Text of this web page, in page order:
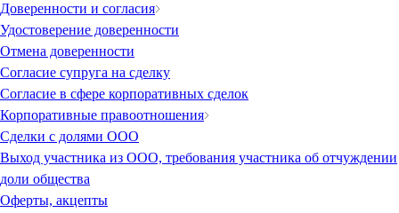
Доверенности и согласия
Удостоверение доверенности
Отмена доверенности
Согласие супруга на сделку
Согласие в сфере корпоративных сделок
Корпоративные правоотношения
Сделки с долями ООО
Выход участника из ООО, требования участника об отчуждении
доли общества
Оферты, акцепты